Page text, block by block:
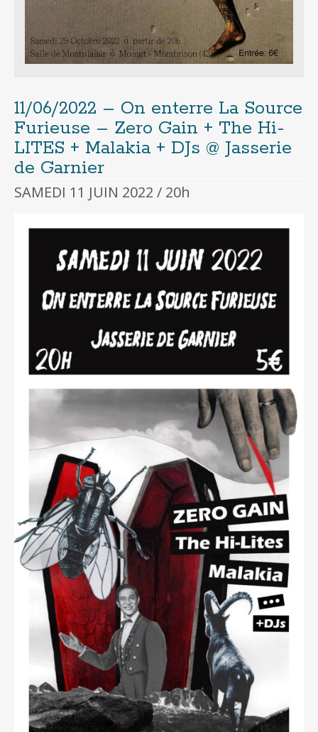
11/06/2022 – On enterre La Source
Furieuse – Zero Gain + The Hi-
LITES + Malakia + DJs @ Jasserie
de Garnier
SAMEDI 11 JUIN 2022 / 20h